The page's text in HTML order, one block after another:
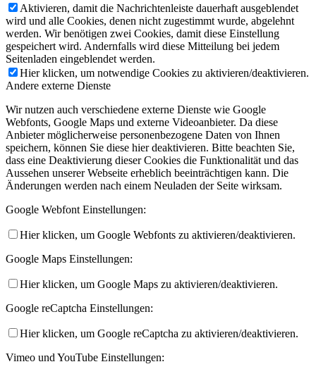
Aktivieren, damit die Nachrichtenleiste dauerhaft ausgeblendet
wird und alle Cookies, denen nicht zugestimmt wurde, abgelehnt
werden. Wir benötigen zwei Cookies, damit diese Einstellung
gespeichert wird. Andernfalls wird diese Mitteilung bei jedem
Seitenladen eingeblendet werden.
Hier klicken, um notwendige Cookies zu aktivieren/deaktivieren.
Andere externe Dienste
Wir nutzen auch verschiedene externe Dienste wie Google
Webfonts, Google Maps und externe Videoanbieter. Da diese
Anbieter möglicherweise personenbezogene Daten von Ihnen
speichern, können Sie diese hier deaktivieren. Bitte beachten Sie,
dass eine Deaktivierung dieser Cookies die Funktionalität und das
Aussehen unserer Webseite erheblich beeinträchtigen kann. Die
Änderungen werden nach einem Neuladen der Seite wirksam.
Google Webfont Einstellungen:
Hier klicken, um Google Webfonts zu aktivieren/deaktivieren.
Google Maps Einstellungen:
Hier klicken, um Google Maps zu aktivieren/deaktivieren.
Google reCaptcha Einstellungen:
Hier klicken, um Google reCaptcha zu aktivieren/deaktivieren.
Vimeo und YouTube Einstellungen: